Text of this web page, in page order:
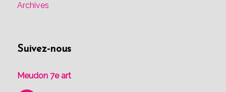
Archives
Suivez-nous
Meudon 7e art